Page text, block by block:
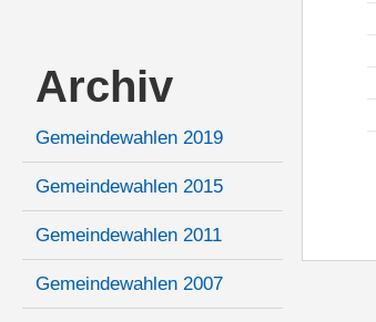
Archiv
Gemeindewahlen 2019
Gemeindewahlen 2015
Gemeindewahlen 2011
Gemeindewahlen 2007